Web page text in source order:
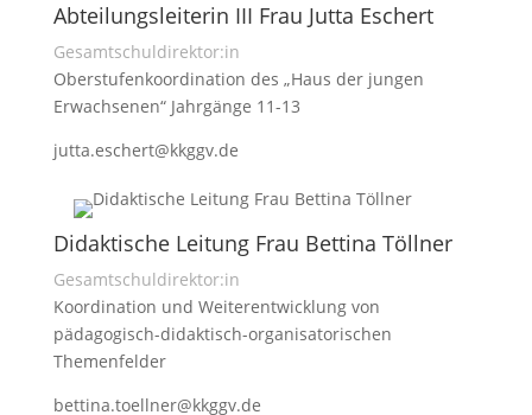
Abteilungsleiterin III Frau Jutta Eschert
Gesamtschuldirektor:in
Oberstufenkoordination des „Haus der jungen
Erwachsenen“ Jahrgänge 11-13
jutta.eschert@kkggv.de
Didaktische Leitung Frau Bettina Töllner
Gesamtschuldirektor:in
Koordination und Weiterentwicklung von
pädagogisch-didaktisch-organisatorischen
Themenfelder
bettina.toellner@kkggv.de